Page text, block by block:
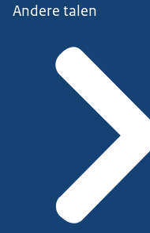
Andere talen